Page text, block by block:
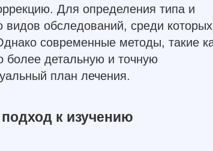
Для определения типа и
видов обследований, среди
современные методы, такие
более детальную и точную
план лечения.
к изучению